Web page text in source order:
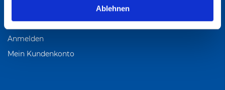
Ablehnen
Registrieren
Anmelden
Mein Kundenkonto